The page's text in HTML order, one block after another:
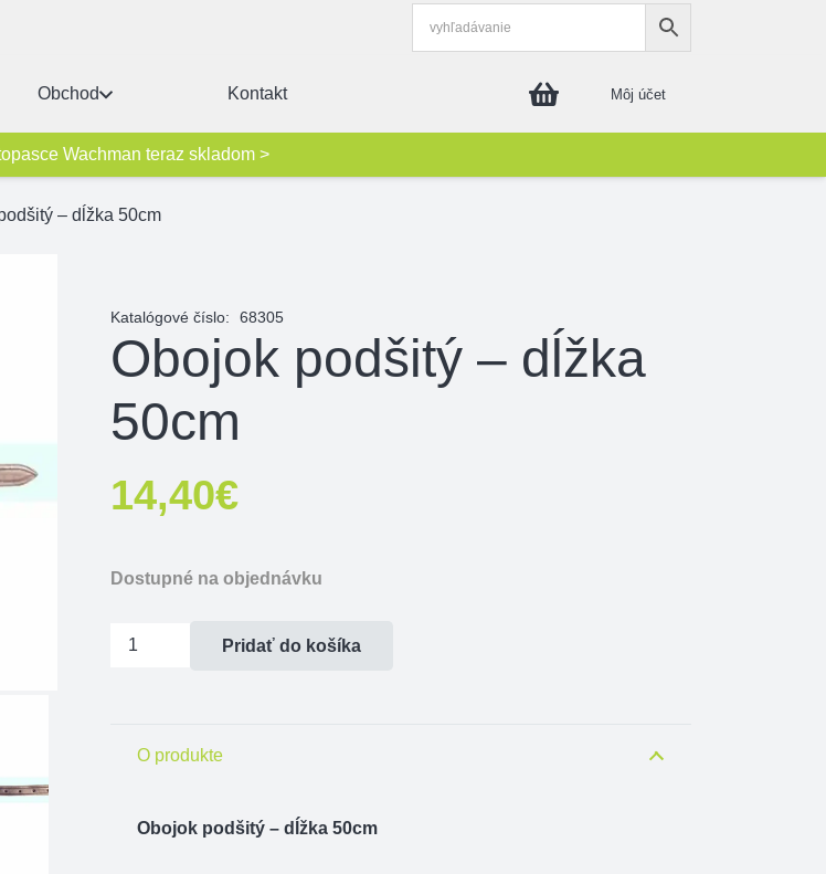
Obchod Kontakt Môj účet
Wachman teraz skladom >
– dĺžka 50cm
Katalógové číslo: 68305
Obojok podšitý – dĺžka
50cm
14,40€
Dostupné na objednávku
množstvo
dĺžka
Pridať do košíka
O produkte
Obojok podšitý – dĺžka 50cm